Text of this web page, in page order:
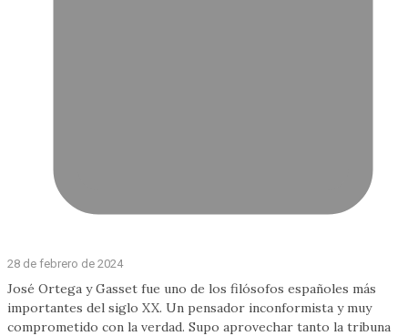
28 de febrero de 2024
José Ortega y Gasset fue uno de los filósofos españoles más
importantes del siglo XX. Un pensador inconformista y muy
comprometido con la verdad. Supo aprovechar tanto la tribuna